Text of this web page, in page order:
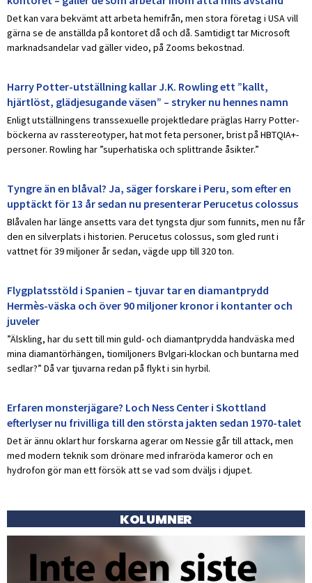
Det kan vara bekvämt att arbeta hemifrån, men stora företag i USA vill
gärna se de anställda på kontoret då och då. Samtidigt tar Microsoft
marknadsandelar vad gäller video, på Zooms bekostnad.
Harry Potter-utställning kallar J.K. Rowling ett ”kallt,
hjärtlöst, glädjesugande väsen” – stryker nu hennes namn
Enligt utställningens transsexuelle projektledare präglas Harry Potter-
böckerna av rasstereotyper, hat mot feta personer, brist på HBTQIA+-
personer. Rowling har ”superhatiska och splittrande åsikter.”
Tyngre än en blåval? Ja, säger forskare i Peru, som efter en
upptäckt för 13 år sedan nu presenterar Perucetus colossus
Blåvalen har länge ansetts vara det tyngsta djur som funnits, men nu får
den en silverplats i historien. Perucetus colossus, som gled runt i
vattnet för 39 miljoner år sedan, vägde upp till 320 ton.
Flygplatsstöld i Spanien – tjuvar tar en diamantprydd
Hermès-väska och över 90 miljoner kronor i kontanter och
juveler
”Älskling, har du sett till min guld- och diamantprydda handväska med
mina diamantörhängen, tiomiljoners Bvlgari-klockan och buntarna med
sedlar?” Då var tjuvarna redan på flykt i sin hyrbil.
Erfaren monsterjägare? Loch Ness Center i Skottland
efterlyser nu frivilliga till den största jakten sedan 1970-talet
Det är ännu oklart hur forskarna agerar om Nessie går till attack, men
med modern teknik som drönare med infraröda kameror och en
hydrofon gör man ett försök att se vad som dväljs i djupet.
KOLUMNER